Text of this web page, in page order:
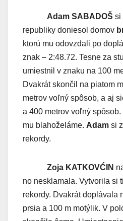
Adam SABADOŠ si
republiky doniesol domov
ktorú mu odovzdali po
znak – 2:48.72. Tesne za
umiestnil v znaku na
Dvakrát skončil na piatom
metrov voľný spôsob, a aj
a 400 metrov voľný
mu blahoželáme. Adam si
rekordy.
Zoja KATKOVĆIN
no nesklamala. Vytvorila si
rekordy. Dvakrát doplávala
prsia a 100 m motýlik. V